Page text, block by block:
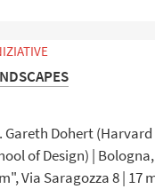
Gareth Dohert
of Design) |
Via Saragozza 8 | 17